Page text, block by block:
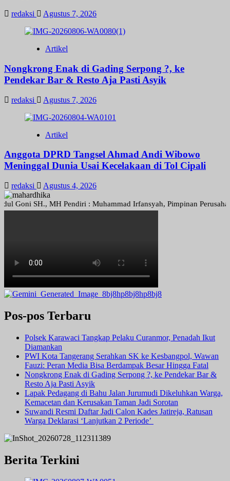
redaksi Agustus 7, 2026
Artikel
Nongkrong Enak di Gading Serpong ?, ke
Pendekar Bar & Resto Aja Pasti Asyik
redaksi Agustus 7, 2026
Artikel
Anggota DPRD Tangsel Ahmad Andi Wibowo
Meninggal Dunia Usai Kecelakaan di Tol Cipali
redaksi Agustus 4, 2026
SH., MH Pendiri : Muhammad Irfansyah, Pimpinan
Pos-pos Terbaru
Polsek Karawaci Tangkap Pelaku Curanmor, Penadah Ikut
Diamankan
PWI Kota Tangerang Serahkan SK ke Kesbangpol, Wawan
Fauzi: Peran Media Bisa Berdampak Besar Hingga Fatal
Nongkrong Enak di Gading Serpong ?, ke Pendekar Bar &
Resto Aja Pasti Asyik
Lapak Pedagang di Bahu Jalan Jurumudi Dikeluhkan Warga,
Kemacetan dan Kerusakan Taman Jadi Sorotan
Suwandi Resmi Daftar Jadi Calon Kades Jatireja, Ratusan
Warga Deklarasi ‘Lanjutkan 2 Periode’
Berita Terkini